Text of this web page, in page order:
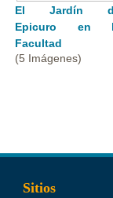
El Jardín
Epicuro en
Facultad
(5 Imágenes)
Sitios